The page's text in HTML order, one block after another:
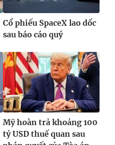
Cổ phiếu SpaceX lao dốc
sau báo cáo quý
Mỹ hoàn trả khoảng 100
tỷ USD thuế quan sau